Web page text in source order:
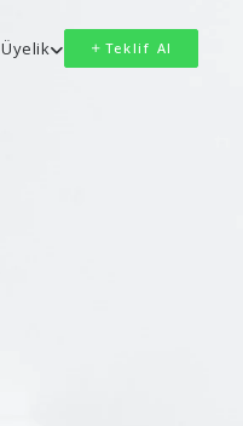
Üyelik Teklif Al